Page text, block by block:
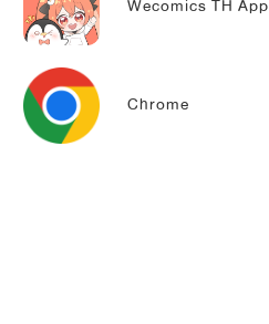
Wecomics TH App
Chrome